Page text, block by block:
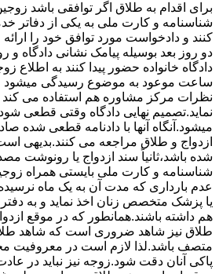
برای اقدام به طلاق اگر توافقی باشد
شناسنامه و کارت ملی به یکی از دفاتر
کنند و دادخواست مورد توافق خود را
دو روز بعد بوسیله پیامک نشانی دادگاه و
دادگاه خانواده حضور پیدا کنند به
ساعت موعود به موضوع رسیدگی میشود و
نظرات مرکز مشاوره هم استفاده می
نماید.تصمیم نهایی دادگاه وقتی قطعی
میشود.آنگاه آنها با دادنامه قطعی شده
ازدواج و طلاق مراجعه می کنند.بدیهی است
شده باشد،ثانیاً سند ازدواج یا رونوشت
شناسنامه و کارت ملی بایستی همراه
عدم بارداری که مدت آن به یک ماه
یا پزشک متخصص زنان اخذ نماید و به دفتر
هم داشته باشند.همانطور که در موقع
طلاق نیز شاهد ضروری است که شاهد
متصف باشد.لذا لازم است در
پاکی آنان دقت شود.زوجه نیز نباید در